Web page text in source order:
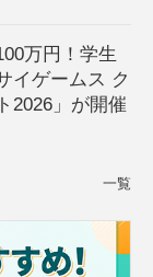
万円！学生
イゲームス ク
2026」が開催
一覧